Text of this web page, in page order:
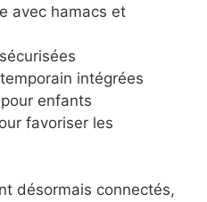
avec hamacs et
intégrées
enfants
favoriser les
désormais connectés,